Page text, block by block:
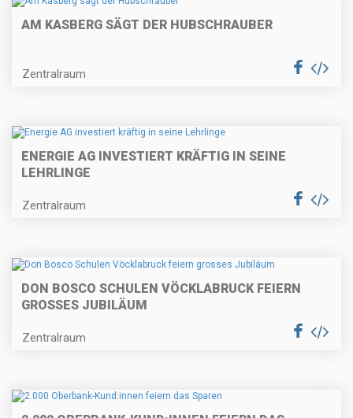
AM KASBERG SÄGT DER HUBSCHRAUBER
Zentralraum
ENERGIE AG INVESTIERT KRÄFTIG IN SEINE
LEHRLINGE
Zentralraum
DON BOSCO SCHULEN VÖCKLABRUCK FEIERN
GROSSES JUBILÄUM
Zentralraum